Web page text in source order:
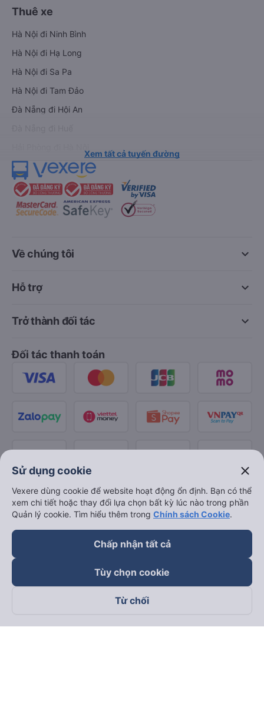
Thuê xe
Hà Nội đi Ninh Bình
Hà Nội đi Hạ Long
Hà Nội đi Sa Pa
Hà Nội đi Tam Đảo
Đà Nẵng đi Hội An
Xem tất cả tuyến đường
keyboard_arrow_down
Về chúng tôi
keyboard_arrow_down
Hỗ trợ
keyboard_arrow_down
Trở thành đối tác
Đối tác thanh toán
Theo dõi chúng tôi trên
Sử dụng cookie close
Vexere dùng cookie để website hoạt động ổn định. Bạn có thể
xem chi tiết hoặc thay đổi lựa chọn bất kỳ lúc nào trong phần
Quản lý cookie. Tìm hiểu thêm trong Chính sách Cookie.
Chấp nhận tất cả
Tùy chọn cookie
Từ chối